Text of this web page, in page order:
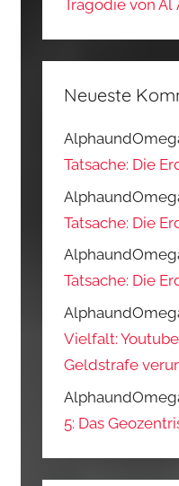
Tragödie von Al
Neueste
Tatsache: Die
Tatsache: Die
Tatsache: Die
Vielfalt:
Geldstrafe
5: Das